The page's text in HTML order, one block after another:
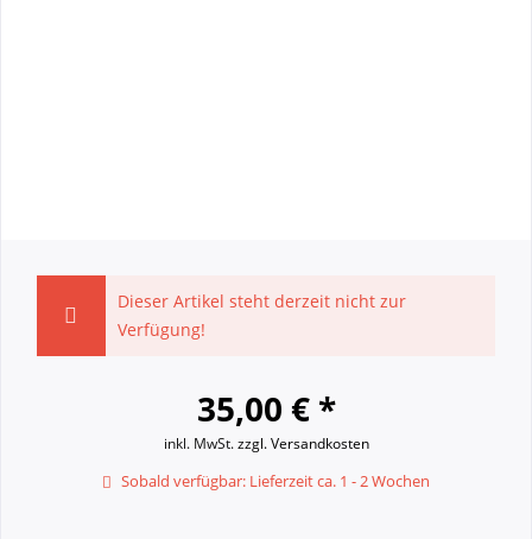
Dieser Artikel steht derzeit nicht zur
Verfügung!
35,00 € *
inkl. MwSt.zzgl. Versandkosten
Sobald verfügbar: Lieferzeit ca. 1 - 2 Wochen